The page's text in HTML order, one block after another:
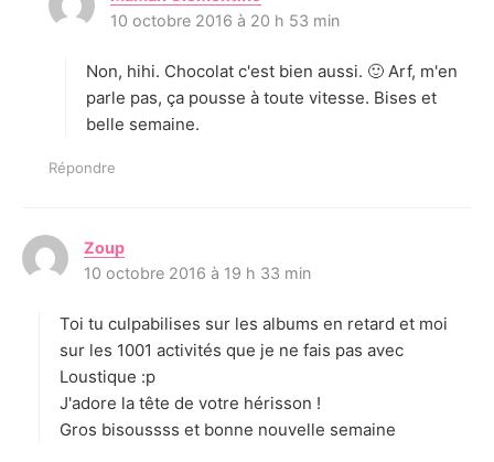
i
:
10 octobre 2016 à 20 h 53 min
Non, hihi. Chocolat c'est bien aussi. 🙂 Arf, m'en
parle pas, ça pousse à toute vitesse. Bises et
belle semaine.
Répondre
Zoup
i
:
10 octobre 2016 à 19 h 33 min
Toi tu culpabilises sur les albums en retard et moi
sur les 1001 activités que je ne fais pas avec
Loustique :p
J'adore la tête de votre hérisson !
Gros bisoussss et bonne nouvelle semaine